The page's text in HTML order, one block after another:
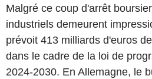
Malgré ce coup d'arrêt
industriels demeurent
prévoit 413 milliards d'euros
dans le cadre de la loi de
2024-2030. En Allemagne, le